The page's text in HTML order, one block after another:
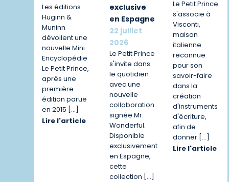
Les éditions
Huginn &
Muninn
dévoilent une
nouvelle Mini
Encyclopédie
Le Petit Prince,
après une
première
édition parue
en 2015 […]
Lire l'article
exclusive
en Espagne
22 juillet
2026
Le Petit Prince
s'invite dans
le quotidien
avec une
nouvelle
collaboration
signée Mr.
Wonderful.
Disponible
exclusivement
en Espagne,
cette
collection […]
Le Petit Prince
s'associe à
Visconti,
maison
italienne
reconnue
pour son
savoir-faire
dans la
création
d'instruments
d'écriture,
afin de
donner […]
Lire l'article